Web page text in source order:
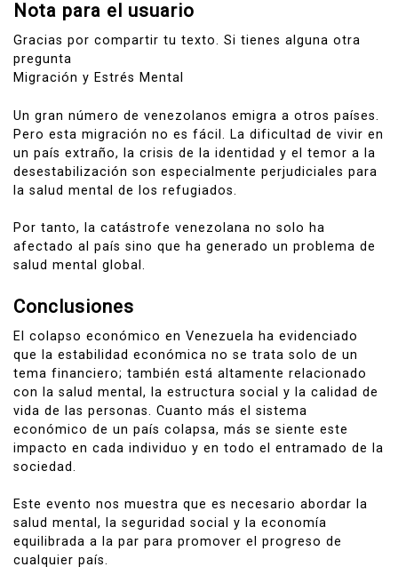
Nota para el usuario
Gracias por compartir tu texto. Si tienes alguna otra
pregunta
Migración y Estrés Mental
Un gran número de venezolanos emigra a otros países.
Pero esta migración no es fácil. La dificultad de vivir en
un país extraño, la crisis de la identidad y el temor a la
desestabilización son especialmente perjudiciales para
la salud mental de los refugiados.
Por tanto, la catástrofe venezolana no solo ha
afectado al país sino que ha generado un problema de
salud mental global.
Conclusiones
El colapso económico en Venezuela ha evidenciado
que la estabilidad económica no se trata solo de un
tema financiero; también está altamente relacionado
con la salud mental, la estructura social y la calidad de
vida de las personas. Cuanto más el sistema
económico de un país colapsa, más se siente este
impacto en cada individuo y en todo el entramado de la
sociedad.
Este evento nos muestra que es necesario abordar la
salud mental, la seguridad social y la economía
equilibrada a la par para promover el progreso de
cualquier país.